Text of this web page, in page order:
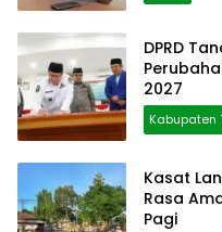
DPRD
2027
Kabupaten
Kasat
Rasa
Pagi